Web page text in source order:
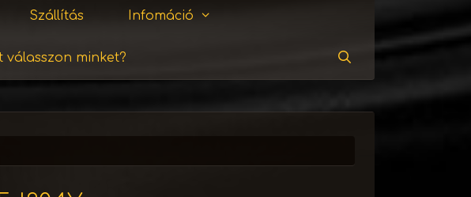
Szállítás Infomáció
válasszon minket?